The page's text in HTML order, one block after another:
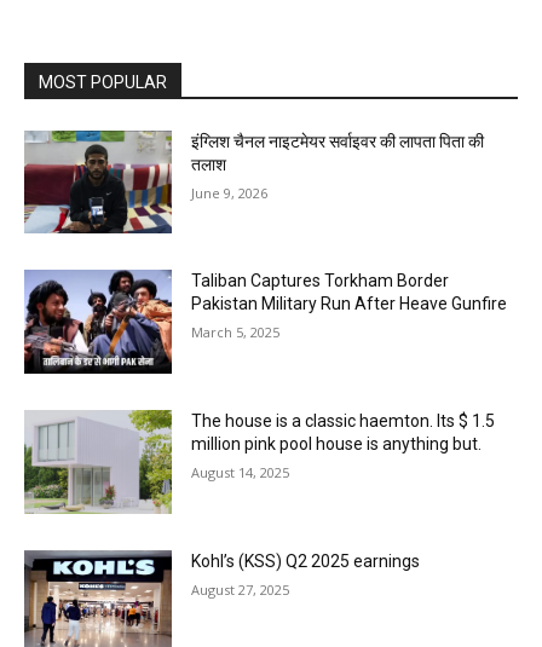
MOST POPULAR
इंग्लिश चैनल नाइटमेयर सर्वाइवर की लापता पिता की
तलाश
June 9, 2026
Taliban Captures Torkham Border
Pakistan Military Run After Heave Gunfire
March 5, 2025
The house is a classic haemton. Its $ 1.5
million pink pool house is anything but.
August 14, 2025
Kohl’s (KSS) Q2 2025 earnings
August 27, 2025